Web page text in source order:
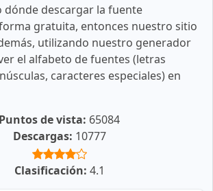
dónde descargar la fuente
gratuita, entonces nuestro sitio
utilizando nuestro generador
el alfabeto de fuentes (letras
caracteres especiales) en
Puntos de vista: 65084
Descargas: 10777
Clasificación: 4.1